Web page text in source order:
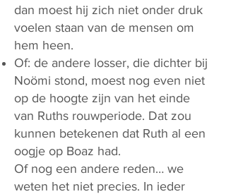
dan moest hij zich niet onder druk
voelen staan van de mensen om
hem heen.
Of: de andere losser, die dichter bij
Noömi stond, moest nog even niet
op de hoogte zijn van het einde
van Ruths rouwperiode. Dat zou
kunnen betekenen dat Ruth al een
oogje op Boaz had.
Of nog een andere reden… we
weten het niet precies. In ieder